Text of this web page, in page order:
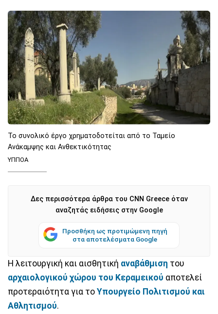
Το συνολικό έργο χρηματοδοτείται από το Ταμείο
Ανάκαμψης και Ανθεκτικότητας
ΥΠΠΟΑ
Δες περισσότερα άρθρα του CNN Greece όταν
αναζητάς ειδήσεις στην Google
Προσθήκη ως προτιμώμενη πηγή
στα αποτελέσματα Google
Η λειτουργική και αισθητική αναβάθμιση του
αρχαιολογικού χώρου του Κεραμεικού αποτελεί
προτεραιότητα για το Υπουργείο Πολιτισμού και
Αθλητισμού.